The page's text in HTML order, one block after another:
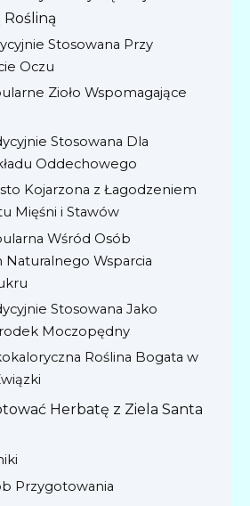
Rośliną
Stosowana Przy
Oczu
Zioło Wspomagające
Stosowana Dla
Oddechowego
Kojarzona z Łagodzeniem
Mięśni i Stawów
Wśród Osób
Naturalnego Wsparcia
Stosowana Jako
Moczopędny
Roślina Bogata w
Herbatę z Ziela Santa
Przygotowania